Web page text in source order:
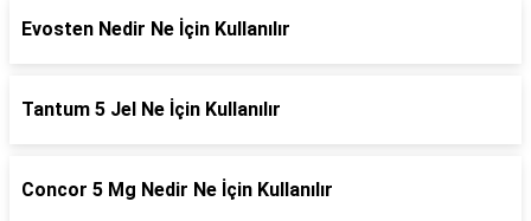
Evosten Nedir Ne İçin Kullanılır
Tantum 5 Jel Ne İçin Kullanılır
Concor 5 Mg Nedir Ne İçin Kullanılır